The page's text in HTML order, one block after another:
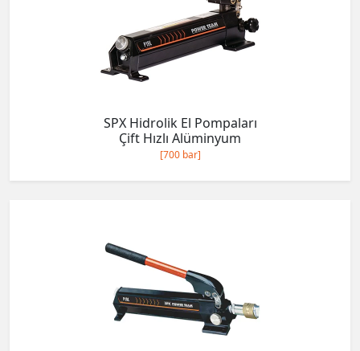
SPX Hidrolik El Pompaları
Çift Hızlı Alüminyum
[700 bar]